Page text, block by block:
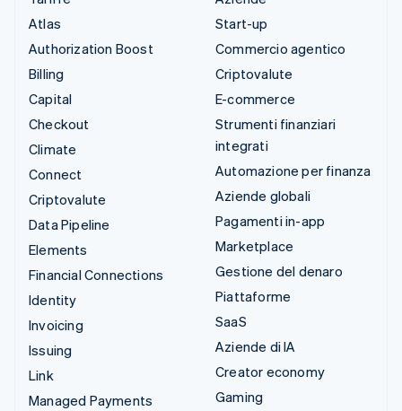
Atlas
Authorization Boost
Billing
Capital
Checkout
Climate
Connect
Criptovalute
Data Pipeline
Elements
Financial Connections
Identity
Invoicing
Issuing
Link
Managed Payments
Start-up
Commercio agentico
Criptovalute
E-commerce
Strumenti finanziari
integrati
Automazione per finanza
Aziende globali
Pagamenti in-app
Marketplace
Gestione del denaro
Piattaforme
SaaS
Aziende di IA
Creator economy
Gaming